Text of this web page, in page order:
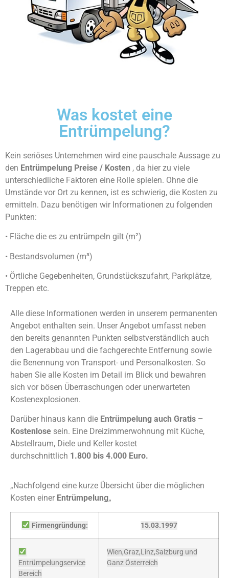
Was kostet eine
Entrümpelung?
Kein seriöses Unternehmen wird eine pauschale Aussage zu
den Entrümpelung Preise / Kosten , da hier zu viele
unterschiedliche Faktoren eine Rolle spielen. Ohne die
Umstände vor Ort zu kennen, ist es schwierig, die Kosten zu
ermitteln. Dazu benötigen wir Informationen zu folgenden
Punkten:
• Fläche die es zu entrümpeln gilt (m²)
• Bestandsvolumen (m³)
• Örtliche Gegebenheiten, Grundstückszufahrt, Parkplätze,
Treppen etc.
Alle diese Informationen werden in unserem permanenten
Angebot enthalten sein. Unser Angebot umfasst neben
den bereits genannten Punkten selbstverständlich auch
den Lagerabbau und die fachgerechte Entfernung sowie
die Benennung von Transport- und Personalkosten. So
haben Sie alle Kosten im Detail im Blick und bewahren
sich vor bösen Überraschungen oder unerwarteten
Kostenexplosionen.
Darüber hinaus kann die Entrümpelung auch Gratis –
Kostenlose sein. Eine Dreizimmerwohnung mit Küche,
Abstellraum, Diele und Keller kostet
durchschnittlich 1.800 bis 4.000 Euro.
„Nachfolgend eine kurze Übersicht über die möglichen
Kosten einer Entrümpelung„
Firmengründung: 15.03.1997
Entrümpelungservice
Bereich
Wien,Graz,Linz,Salzburg und
Ganz Österreich